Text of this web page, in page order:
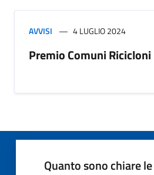
AVVISI 4 LUGLIO 2024
Premio Comuni
Quanto sono chiare